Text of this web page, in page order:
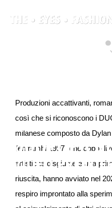
DUOPOP-
VIDEO
Produzioni accattivanti,
così che si riconoscono i
milanese composto da
(entrambi 1997) che dopo
artistiche disgiunte e una
riuscita, hanno avviato nel
respiro improntato alla